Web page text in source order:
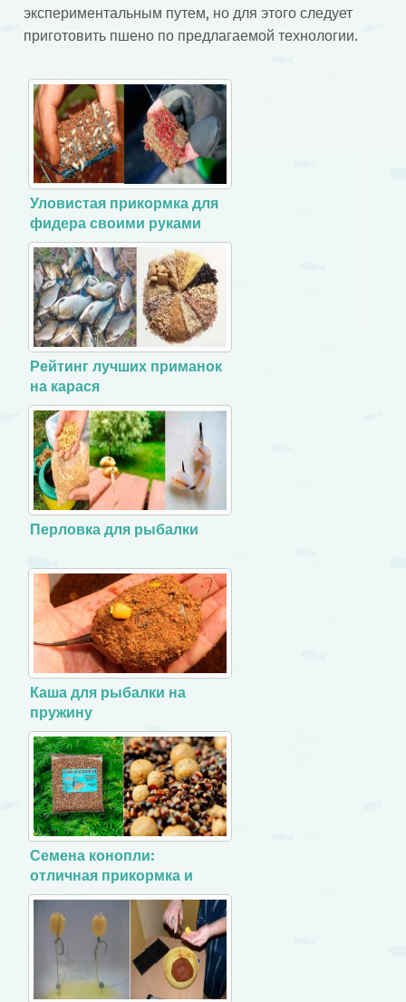
экспериментальным путем, но для этого следует
приготовить пшено по предлагаемой технологии.
Уловистая прикормка для
фидера своими руками
Рейтинг лучших приманок
на карася
Перловка для рыбалки
Каша для рыбалки на
пружину
Семена конопли:
отличная прикормка и
наживка